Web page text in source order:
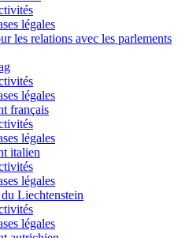
légales
les relations avec les parlements
légales
français
légales
italien
légales
Liechtenstein
légales